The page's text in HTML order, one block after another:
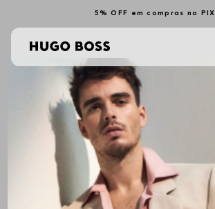
5% OFF em compras no PIX
Institucional Politica de Entrega
Política de Entrega